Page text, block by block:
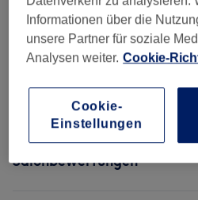
De-Stress Massage (2)
Massage - Entspannende
Deep Tissue
Salonbewertungen
Informationen über die
unsere Partner für soziale
Analysen weiter. Cookie-
Cookie-
Einstellungen